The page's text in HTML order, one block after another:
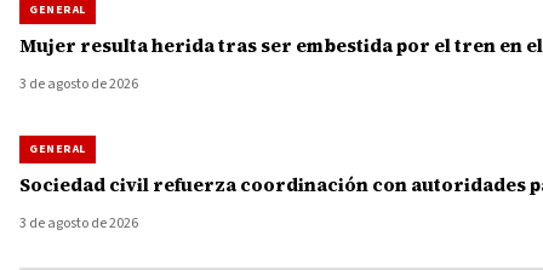
GENERAL
Mujer resulta herida tras ser embestida por el tren en
3 de agosto de 2026
GENERAL
Sociedad civil refuerza coordinación con autoridades
3 de agosto de 2026